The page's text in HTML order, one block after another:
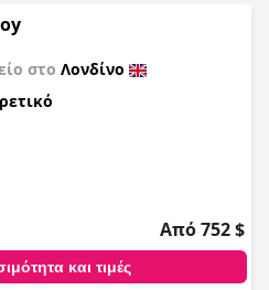
στο Λονδίνο
Από 752 $
και τιμές